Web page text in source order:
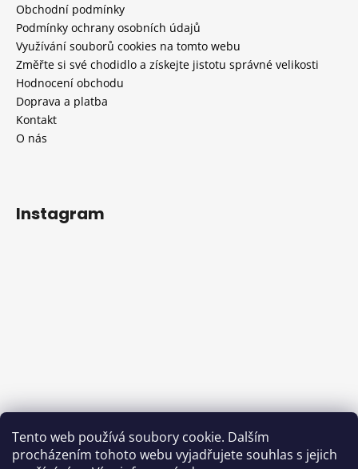
Tento web používá soubory cookie. Dalším
procházením tohoto webu vyjadřujete souhlas s jejich
Obchodní podmínky
Podmínky ochrany osobních údajů
Využívání souborů cookies na tomto webu
Změřte si své chodidlo a získejte jistotu správné velikosti
Hodnocení obchodu
Doprava a platba
Kontakt
O nás
Instagram